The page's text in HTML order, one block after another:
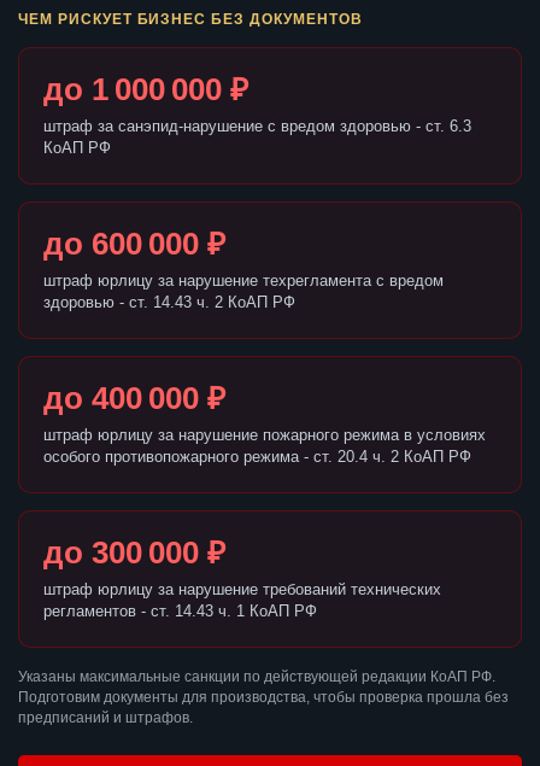
ЧЕМ РИСКУЕТ БИЗНЕС БЕЗ ДОКУМЕНТОВ
до 1 000 000 ₽
штраф за санэпид-нарушение с вредом здоровью - ст. 6.3
КоАП РФ
до 600 000 ₽
штраф юрлицу за нарушение техрегламента с вредом
здоровью - ст. 14.43 ч. 2 КоАП РФ
до 400 000 ₽
штраф юрлицу за нарушение пожарного режима в условиях
особого противопожарного режима - ст. 20.4 ч. 2 КоАП РФ
до 300 000 ₽
штраф юрлицу за нарушение требований технических
регламентов - ст. 14.43 ч. 1 КоАП РФ
Указаны максимальные санкции по действующей редакции КоАП РФ.
Подготовим документы для производства, чтобы проверка прошла без
предписаний и штрафов.